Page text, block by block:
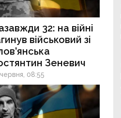
32: на війні
військовий зі
Зеневич
08:55